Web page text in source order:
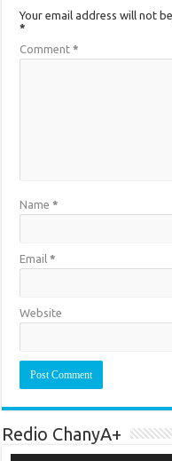
Your email address will not
*
Comment*
Name*
Email*
Website
Redio ChanyA+